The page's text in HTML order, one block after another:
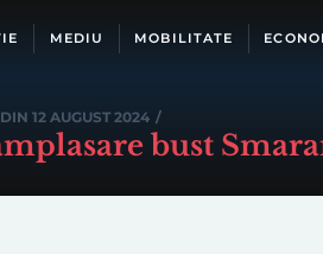
MEDIU MOBILITATE
12 AUGUST 2024 /
bust